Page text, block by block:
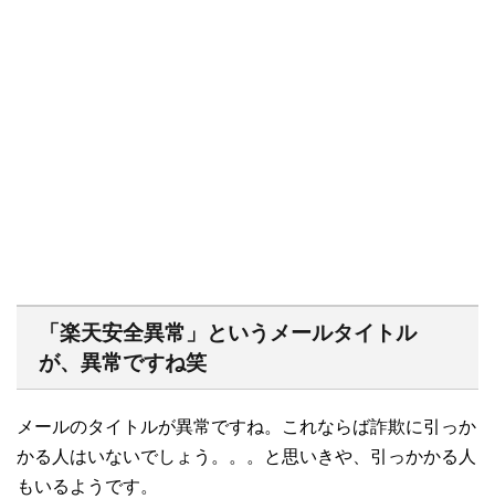
「楽天安全異常」というメールタイトル
が、異常ですね笑
メールのタイトルが異常ですね。これならば詐欺に引っか
かる人はいないでしょう。。。と思いきや、引っかかる人
もいるようです。